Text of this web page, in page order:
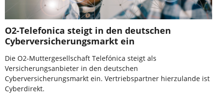
O2-Telefonica steigt in den deutschen
Cyberversicherungsmarkt ein
Die O2-Muttergesellschaft Telefónica steigt als
Versicherungsanbieter in den deutschen
Cyberversicherungsmarkt ein. Vertriebspartner hierzulande ist
Cyberdirekt.